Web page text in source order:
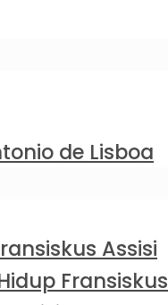
de Lisboa
Assisi
Fransiskus